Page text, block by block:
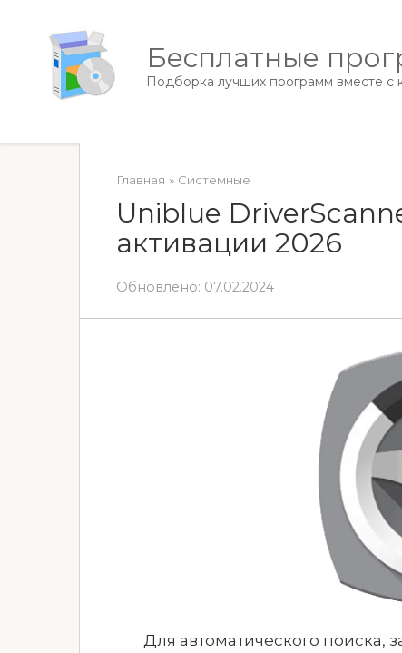
контенту
Бесплатные
Подборка лучших программ вместе с
Главная » Системные
Uniblue
активации 2026
Обновлено: 07.02.2024
Для автоматического поиска,